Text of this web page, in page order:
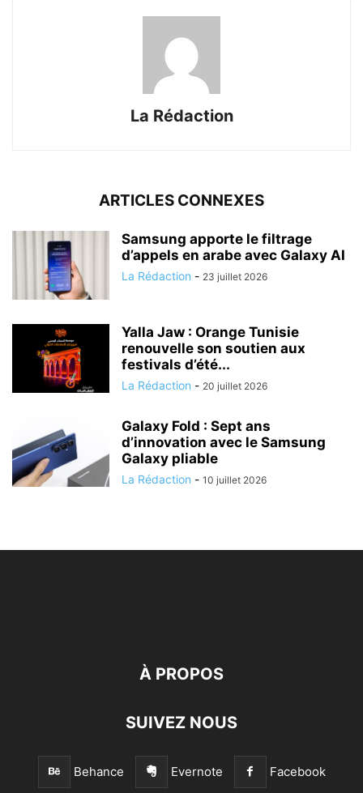
La Rédaction
ARTICLES CONNEXES
Samsung apporte le filtrage
d’appels en arabe avec Galaxy AI
La Rédaction - 23 juillet 2026
Yalla Jaw : Orange Tunisie
renouvelle son soutien aux
festivals d’été...
La Rédaction - 20 juillet 2026
Galaxy Fold : Sept ans
d’innovation avec le Samsung
Galaxy pliable
La Rédaction - 10 juillet 2026
À PROPOS
SUIVEZ NOUS
Behance Evernote Facebook